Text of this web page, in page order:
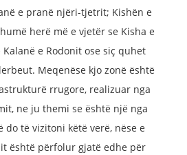
e pranë njëri-tjetrit; Kishën e
herë më e vjetër se Kisha e
e Rodonit ose siç quhet
Meqenëse kjo zonë është
rrugore, realizuar nga
ne ju themi se është një nga
të vizitoni këtë verë, nëse e
është përfolur gjatë edhe për